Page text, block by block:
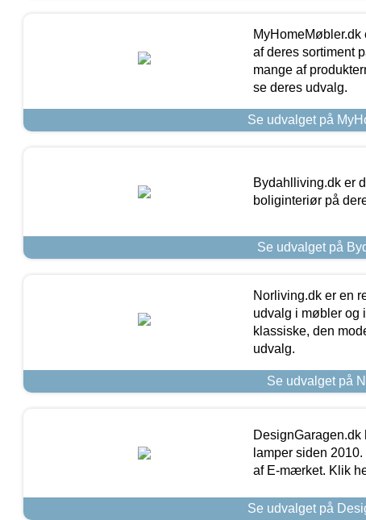
af deres sortiment
mange af
se deres udvalg.
Se udvalget på
Bydahlliving.dk er
boliginteriør på
Se udvalget på
Norliving.dk er en
udvalg i møbler og
klassiske, den
udvalg.
Se udvalget på
lamper siden
af E-mærket. Klik
Se udvalget på